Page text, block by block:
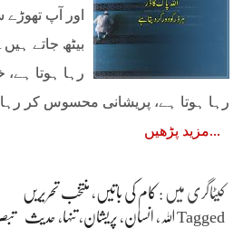
اور آپ
بیٹھ جاتے
رہا ہوتا
رہا ہوتا ہے، پریشانی محسوس کر رہا
مزید پڑھیں
کیٹاگری میں : کام کی باتیں ، منتخب تحریریں
Taggedاللہ ، انسان، پریشان،تنہا، حدیث